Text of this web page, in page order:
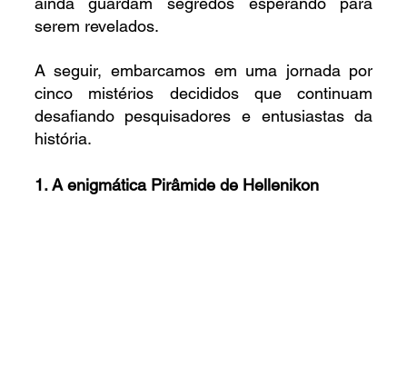
serem revelados.
A seguir, embarcamos em uma jornada por
cinco mistérios decididos que continuam
desafiando pesquisadores e entusiastas da
história.
1. A enigmática Pirâmide de Hellenikon